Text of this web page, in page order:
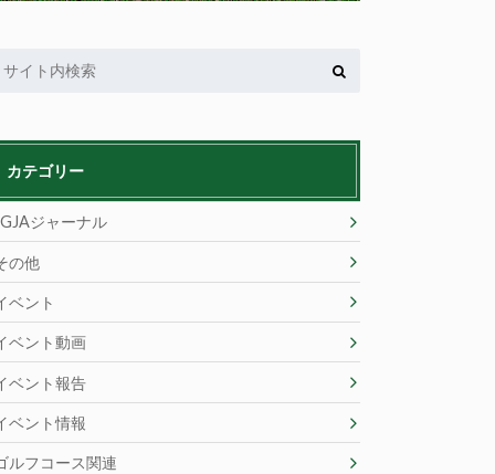
カテゴリー
ジャーナル
の他
ベント
ベント動画
ベント報告
ベント情報
ルフコース関連